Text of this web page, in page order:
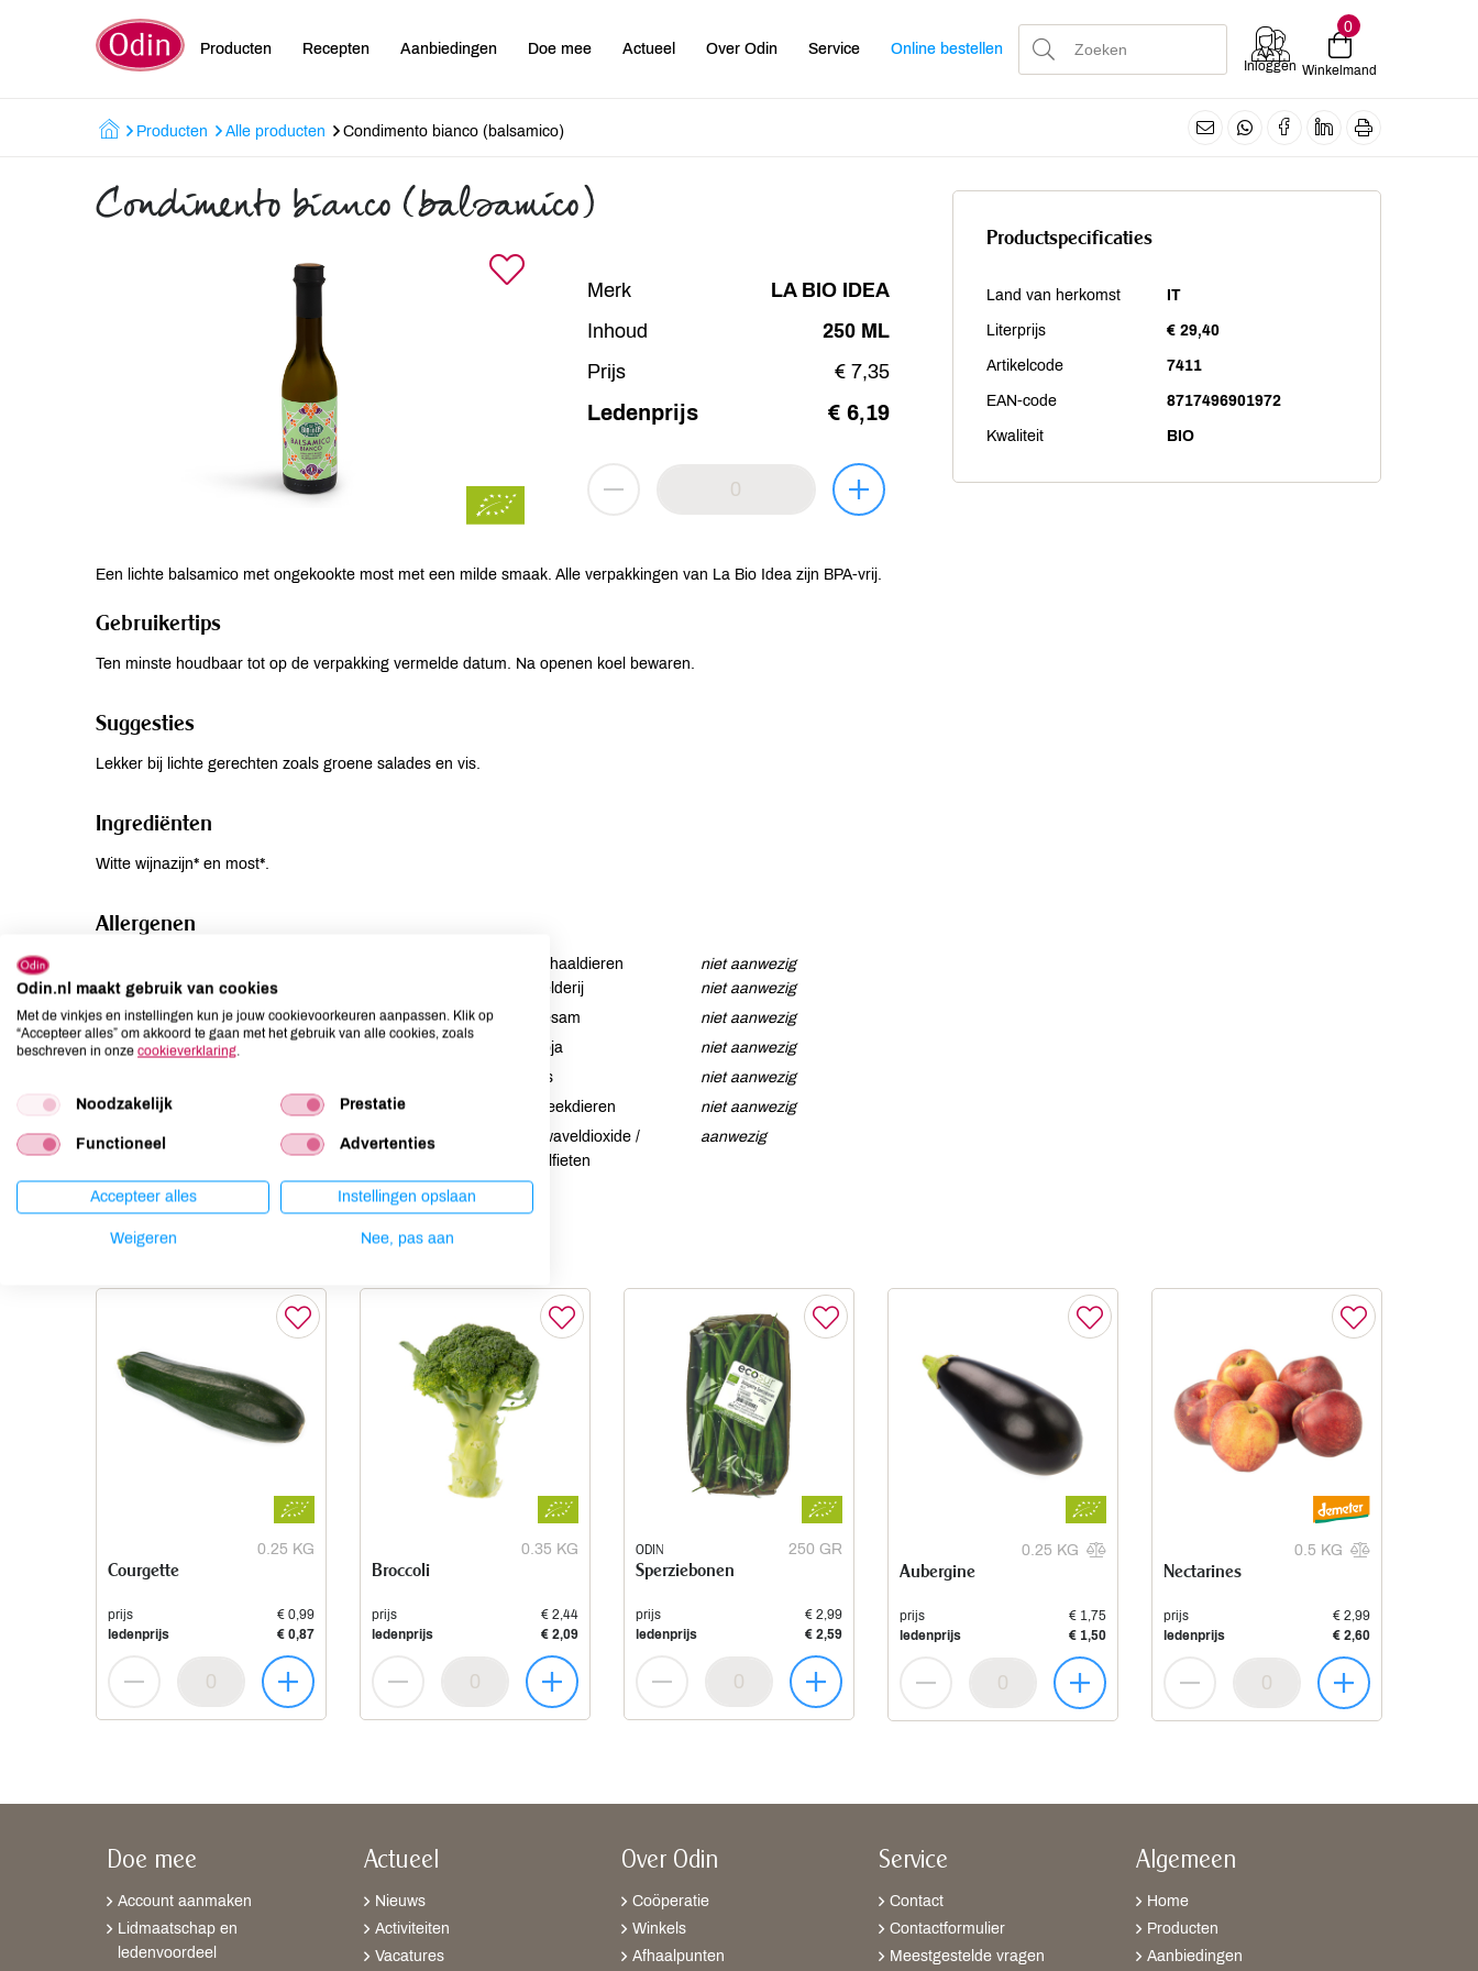
Producten Recepten Aanbiedingen Doe mee Actueel Over Odin Service Online bestellen
Inloggen
0
Winkelmand
Producten Alle producten Condimento bianco (balsamico)
Condimento bianco (balsamico)
Merk
LA BIO IDEA
Inhoud
250 ML
Prijs
€ 7,35
Ledenprijs € 6,19
Een lichte balsamico met ongekookte most met een milde smaak. Alle verpakkingen van La Bio Idea zijn BPA-vrij.
Gebruikertips
Ten minste houdbaar tot op de verpakking vermelde datum. Na openen koel bewaren.
Suggesties
Lekker bij lichte gerechten zoals groene salades en vis.
Ingrediënten
Witte wijnazijn* en most*.
Allergenen
Ei
niet aanwezig
Gluten
niet aanwezig
Lactose
Mosterd
niet aanwezig
Noten
niet aanwezig
Schaaldieren
niet aanwezig
Selderij
niet aanwezig
Sesam
niet aanwezig
Soja
niet aanwezig
Vis
niet aanwezig
Weekdieren
niet aanwezig
Zwaveldioxide /
sulfieten
aanwezig
Productspecificaties
Land van herkomst IT
Literprijs € 29,40
Artikelcode 7411
EAN-code 8717496901972
Kwaliteit BIO
Anderen kochten ook
0.25 KG
Courgette
prijs
€ 0,99
ledenprijs
€ 0,87
0.35 KG
Broccoli
prijs
€ 2,44
ledenprijs
€ 2,09
ODIN 250 GR
Sperziebonen
prijs
€ 2,99
ledenprijs
€ 2,59
0.25 KG
Aubergine
prijs
€ 1,75
ledenprijs
€ 1,50
0.5 KG
Nectarines
prijs
€ 2,99
ledenprijs
€ 2,60
Doe mee
Account aanmaken
Lidmaatschap en
ledenvoordeel
Actueel
Nieuws
Activiteiten
Vacatures
Over Odin
Coöperatie
Winkels
Afhaalpunten
Service
Contact
Contactformulier
Meestgestelde vragen
Algemeen
Home
Producten
Aanbiedingen
Odin.nl maakt gebruik van cookies
Met de vinkjes en instellingen kun je jouw cookievoorkeuren aanpassen. Klik op
“Accepteer alles” om akkoord te gaan met het gebruik van alle cookies, zoals
beschreven in onze cookieverklaring.
Noodzakelijk Prestatie
Functioneel Advertenties
Accepteer alles Instellingen opslaan
Weigeren Nee, pas aan